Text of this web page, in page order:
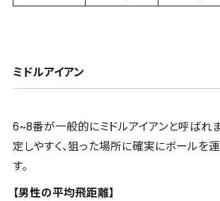
ミドルアイアン
6~8番が一般的にミドルアイアンと呼ばれ
定しやすく、狙った場所に確実にボールを
す。
【男性の平均飛距離】